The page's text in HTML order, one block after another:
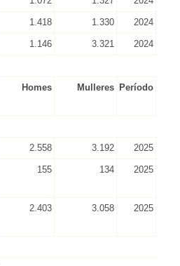
1.418 1.330 2024
1.146 3.321 2024
Homes Mulleres Período
2.558 3.192 2025
155 134 2025
2.403 3.058 2025